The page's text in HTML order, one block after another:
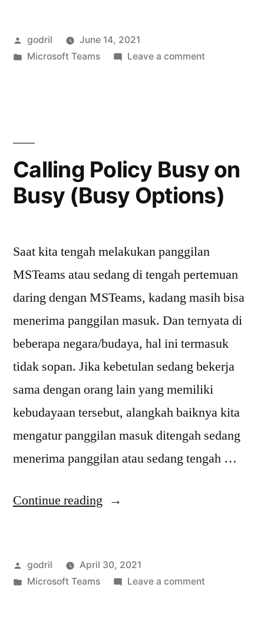
Bubbles”
Posted
by
godril
June 14, 2021
Posted
Microsoft Teams Leave a commenton
Calling Policy Busy on
Busy (Busy Options)
Saat kita tengah melakukan panggilan
MSTeams atau sedang di tengah pertemuan
daring dengan MSTeams, kadang masih bisa
menerima panggilan masuk. Dan ternyata di
beberapa negara/budaya, hal ini termasuk
tidak sopan. Jika kebetulan sedang bekerja
sama dengan orang lain yang memiliki
kebudayaan tersebut, alangkah baiknya kita
mengatur panggilan masuk ditengah sedang
menerima panggilan atau sedang tengah …
Continue reading “Calling
on
Busy
Posted
by
godril
April 30, 2021
Posted
Microsoft Teams Leave a commenton